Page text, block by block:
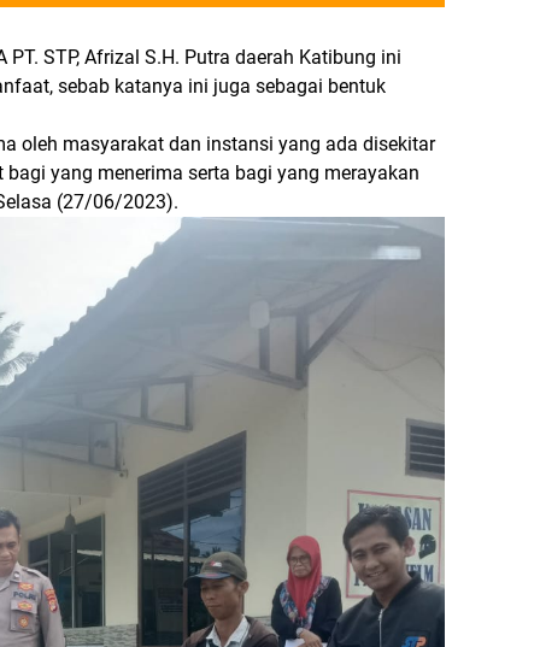
STP, Afrizal S.H. Putra daerah Katibung ini
sebab katanya ini juga sebagai bentuk
oleh masyarakat dan instansi yang ada disekitar
yang menerima serta bagi yang merayakan
(27/06/2023).